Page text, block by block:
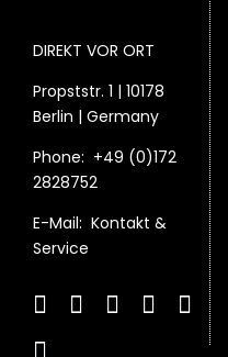
DIREKT VOR ORT
Propststr. 1 | 10178
Berlin | Germany
Phone: +49 (0)172
2828752
E-Mail: Kontakt &
Service